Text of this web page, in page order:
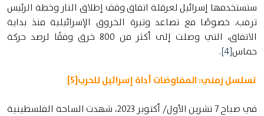
ستستخدمها إسرائيل لعرقلة اتفاق وقف إطلاق النار وخطة الرئيس
ترمب، خصوصًا مع تصاعد وتيرة الخروق الإسرائيلية منذ بداية
الاتفاق، التي وصلت إلى أكثر من 800 خرق وفقًا لرصد حركة
حماس[4]
.
تسلسل زمني: المفاوضات أداة إسرائيل للحرب[5]
في صباح 7 تشرين الأول/ أكتوبر 2023، شهدت الساحة الفلسطينية